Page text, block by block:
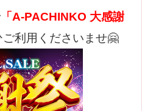
「A-PACHINKO 大感謝
利用くださいませ🤗